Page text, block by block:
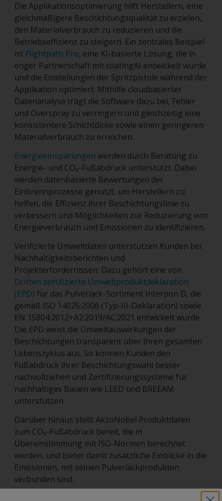
Die Applikationsoptimierung hilft Herstellern, eine
gleichmäßigere Beschichtungsqualität zu erzielen,
den Materialverbrauch zu reduzieren und die
Betriebseffizienz zu steigern. Ein zentrales Beispiel
ist Flightpath Pro, eine KI-basierte Lösung, die in
enger Partnerschaft mit coatingAI entwickelt wurde
und die Einstellungen der Spritzpistole während der
Applikation optimiert. Mithilfe cloudbasierter
Datenanalyse trägt die Software dazu bei, Fehler
und Overspray zu verringern und gleichzeitig eine
konsistentere Schichtdicke sowie einen geringeren
Materialverbrauch zu erreichen.
Energieeinsparungen werden durch Beratung zu
Energie- und CO₂-Fußabdruck unterstützt. Dabei
werden datenbasierte Bewertungen der
Einbrennprozesse genutzt, um Herstellern zu
helfen, die Effizienz ihrer Beschichtungslinie zu
verbessern und Möglichkeiten zur Reduzierung von
Energieverbrauch und Emissionen zu identifizieren.
Verifizierte Umweltdaten unterstützen Kunden bei
Nachhaltigkeitsberichten und
Projekterfordernissen. Dazu gehört eine von
Dritten zertifizierte Umweltproduktdeklaration
(EPD) für das Pulverlack-Sortiment Interpon D, die
gemäß ISO 14025:2006 (Typ-III-Deklaration) sowie
EN 15804:2012+A2:2019/AC:2021 entwickelt wurde.
Die EPD weist die Umweltauswirkungen der
Beschichtungen transparent über ihren gesamten
Lebenszyklus aus. So können Kunden den
Fußabdruck ihrer Beschichtungswahl besser
nachvollziehen und Zertifizierungssysteme für
nachhaltiges Bauen wie LEED und BREEAM
unterstützen.
Darüber hinaus stellt AkzoNobel Produktdaten
zum CO₂-Fußabdruck bereit, die in
Übereinstimmung mit ISO-Normen berechnet
werden, und bietet damit zusätzliche Einblicke in die
Emissionen, mit seinen Pulverlackprodukten
verbunden sind.
„Unsere technische Expertise stand schon immer im